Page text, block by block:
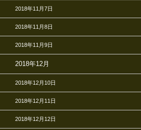
2018年11月7日
2018年11月8日
2018年11月9日
2018年12月
2018年12月10日
2018年12月11日
2018年12月12日